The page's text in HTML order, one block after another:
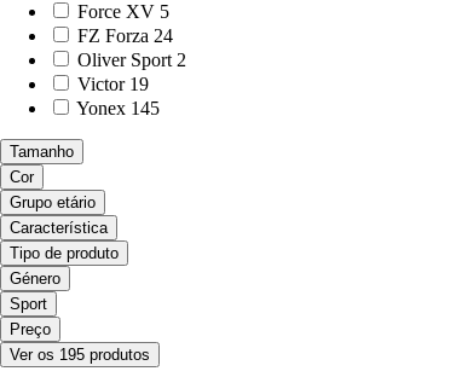
Force XV 5
FZ Forza 24
Oliver Sport 2
Victor 19
Yonex 145
Tamanho
Cor
Grupo etário
Característica
Tipo de produto
Género
Sport
Preço
Ver os 195 produtos